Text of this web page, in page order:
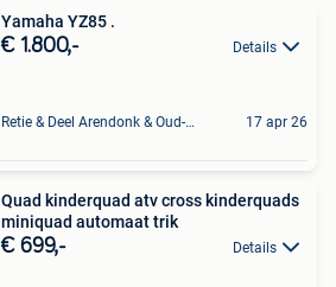
Yamaha YZ85 .
€ 1.800,- Details
Retie & Deel Arendonk & Oud-Turnhout 17 apr 26
Quad kinderquad atv cross kinderquads
miniquad automaat trik
€ 699,- Details